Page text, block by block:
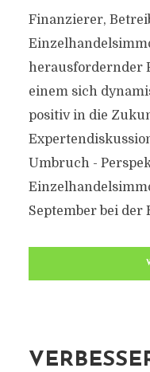
Finanzierer,
herausfordernder
einem sich
positiv in die
Umbruch -
September bei der